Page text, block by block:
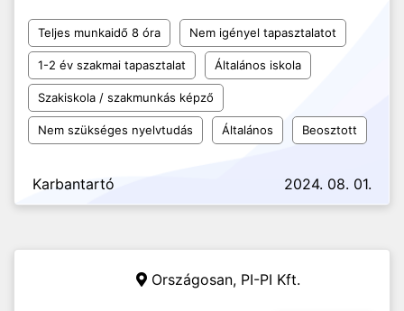
Teljes munkaidő 8 óra Nem igényel tapasztalatot
1-2 év szakmai tapasztalat Általános iskola
Szakiskola / szakmunkás képző
Nem szükséges nyelvtudás Általános Beosztott
Karbantartó 2024. 08. 01.
Országosan, PI-PI Kft.